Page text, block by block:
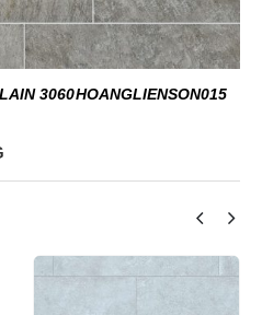
3060HOANGLIENSON015